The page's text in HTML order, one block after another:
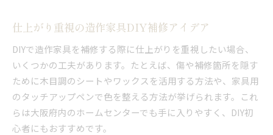
仕上がり重視の造作家具DIY補修アイデア
DIYで造作家具を補修する際に仕上がりを重視したい場合、
いくつかの工夫があります。たとえば、傷や補修箇所を隠す
ために木目調のシートやワックスを活用する方法や、家具用
のタッチアップペンで色を整える方法が挙げられます。これ
らは大阪府内のホームセンターでも手に入りやすく、DIY初
心者にもおすすめです。